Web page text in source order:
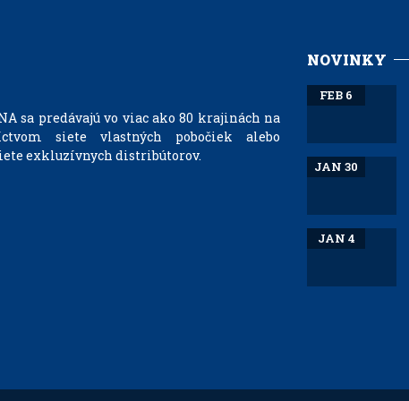
sa predávajú vo viac ako 80 krajinách na
siete vlastných pobočiek alebo
exkluzívnych distribútorov.
NOVINKY
FEB 6
JAN 30
JAN 4